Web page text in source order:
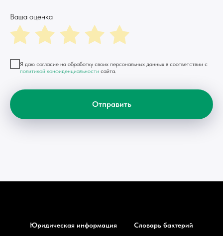
Ваша оценка
Я даю согласие на обработку своих персональных данных в соответствии с
политикой конфиденциальности сайта.
Отправить
Юридическая информация Словарь бактерий